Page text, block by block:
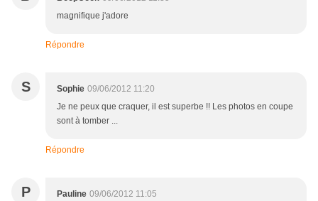
magnifique j'adore
Répondre
S Sophie 09/06/2012 11:20
Je ne peux que craquer, il est superbe !! Les photos en coupe
sont à tomber ...
Répondre
P Pauline 09/06/2012 11:05